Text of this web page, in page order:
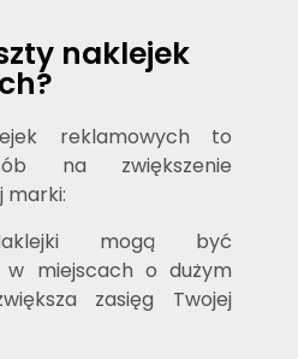
naklejek
reklamowych to
na zwiększenie
marki:
mogą być
w miejscach o dużym
zasięg Twojej